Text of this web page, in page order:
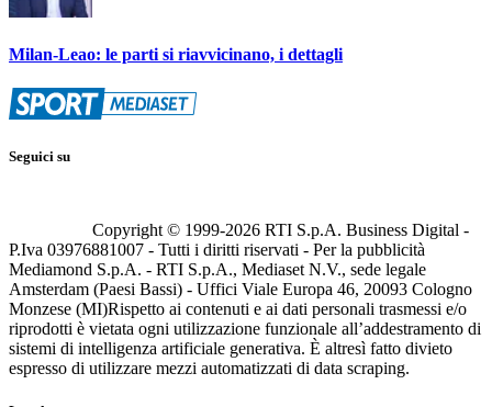
Milan-Leao: le parti si riavvicinano, i dettagli
Seguici su
Copyright © 1999-2026 RTI S.p.A. Business Digital -
P.Iva 03976881007 - Tutti i diritti riservati - Per la pubblicità
Mediamond S.p.A. - RTI S.p.A., Mediaset N.V., sede legale
Amsterdam (Paesi Bassi) - Uffici Viale Europa 46, 20093 Cologno
Monzese (MI)Rispetto ai contenuti e ai dati personali trasmessi e/o
riprodotti è vietata ogni utilizzazione funzionale all’addestramento di
sistemi di intelligenza artificiale generativa. È altresì fatto divieto
espresso di utilizzare mezzi automatizzati di data scraping.